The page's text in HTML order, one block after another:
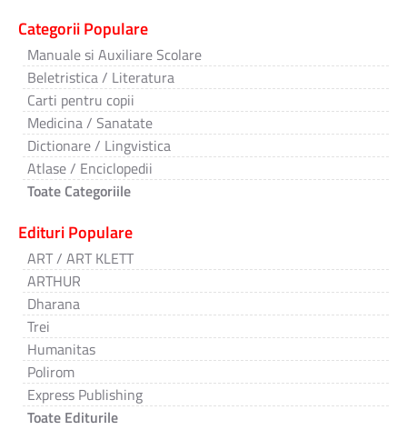
Categorii Populare
Manuale si Auxiliare Scolare
Beletristica / Literatura
Carti pentru copii
Medicina / Sanatate
Dictionare / Lingvistica
Atlase / Enciclopedii
Toate Categoriile
Edituri Populare
ART / ART KLETT
ARTHUR
Dharana
Trei
Humanitas
Polirom
Express Publishing
Toate Editurile